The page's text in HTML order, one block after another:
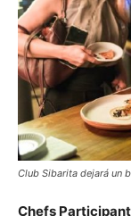
Club Sibarita dejará un
Chefs